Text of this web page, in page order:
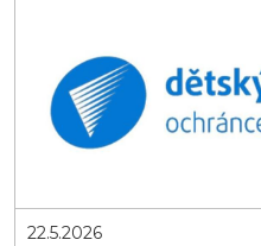
22.5.2026